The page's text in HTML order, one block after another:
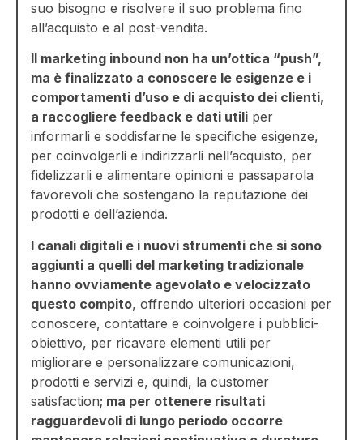
suo bisogno e risolvere il suo problema fino
all’acquisto e al post-vendita.
Il marketing inbound non ha un’ottica “push”,
ma è finalizzato a conoscere le esigenze e i
comportamenti d’uso e di acquisto dei clienti,
a raccogliere feedback e dati utili per
informarli e soddisfarne le specifiche esigenze,
per coinvolgerli e indirizzarli nell’acquisto, per
fidelizzarli e alimentare opinioni e passaparola
favorevoli che sostengano la reputazione dei
prodotti e dell’azienda.
I canali digitali e i nuovi strumenti che si sono
aggiunti a quelli del marketing tradizionale
hanno ovviamente agevolato e velocizzato
questo compito, offrendo ulteriori occasioni per
conoscere, contattare e coinvolgere i pubblici-
obiettivo, per ricavare elementi utili per
migliorare e personalizzare comunicazioni,
prodotti e servizi e, quindi, la customer
satisfaction; ma per ottenere risultati
ragguardevoli di lungo periodo occorre